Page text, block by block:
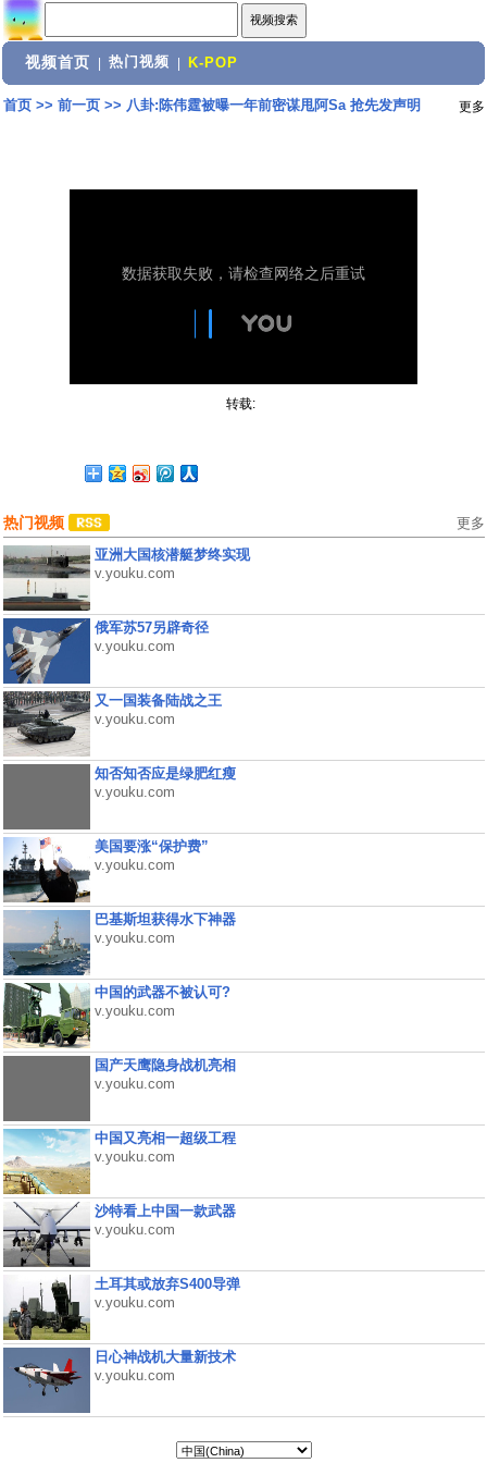
视频首页 热门视频 K-POP
首页>> 前一页>> 八卦:陈伟霆被曝一年前密谋甩阿Sa 抢先发声明 更多
转载:
热门视频 更多
亚洲大国核潜艇梦终实现
v.youku.com
俄军苏57另辟奇径
v.youku.com
又一国装备陆战之王
v.youku.com
知否知否应是绿肥红瘦
v.youku.com
美国要涨“保护费”
v.youku.com
巴基斯坦获得水下神器
v.youku.com
中国的武器不被认可?
v.youku.com
国产天鹰隐身战机亮相
v.youku.com
中国又亮相一超级工程
v.youku.com
沙特看上中国一款武器
v.youku.com
土耳其或放弃S400导弹
v.youku.com
日心神战机大量新技术
v.youku.com